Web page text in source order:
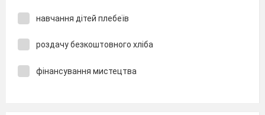
навчання дітей плебеїв
роздачу безкоштовного хліба
фінансування мистецтва